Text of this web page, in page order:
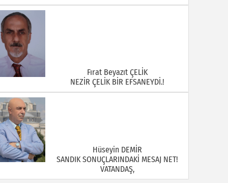
Fırat Beyazıt ÇELİK
NEZİR ÇELİK BİR EFSANEYDİ.!
Hüseyin DEMİR
SANDIK SONUÇLARINDAKİ MESAJ NET!
VATANDAŞ,